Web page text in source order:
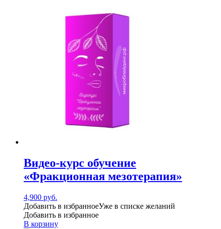
Видео-курс обучение
«Фракционная мезотерапия»
4,900 руб.
Добавить в избранноеУже в списке желаний
Добавить в избранное
В корзину